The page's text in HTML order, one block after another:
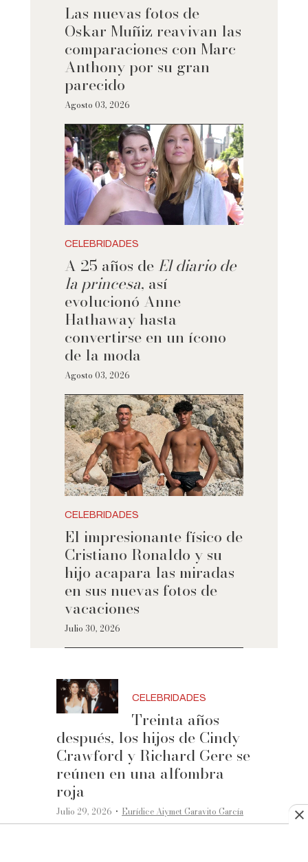
Las nuevas fotos de
Oskar Muñiz reavivan las
comparaciones con Marc
Anthony por su gran
parecido
Agosto 03, 2026
CELEBRIDADES
A 25 años de El diario de
la princesa, así
evolucionó Anne
Hathaway hasta
convertirse en un ícono
de la moda
Agosto 03, 2026
CELEBRIDADES
El impresionante físico de
Cristiano Ronaldo y su
hijo acapara las miradas
en sus nuevas fotos de
vacaciones
Julio 30, 2026
CELEBRIDADES
Treinta años
después, los hijos de Cindy
Crawford y Richard Gere se
reúnen en una alfombra
roja
Julio 29, 2026 ·Eurídice Aiymet Garavito García